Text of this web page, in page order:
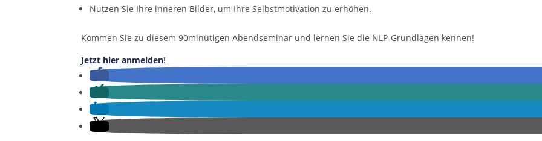
Nutzen Sie Ihre inneren Bilder, um Ihre Selbstmotivation zu erhöhen.
Kommen Sie zu diesem 90minütigen Abendseminar und lernen Sie die NLP-Grundlagen kennen!
Jetzt hieranmelden!